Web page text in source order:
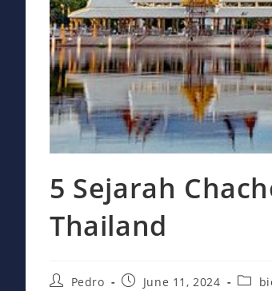
5 Sejarah
Thailand
PostPedro
PostJune 11, 2024
Post